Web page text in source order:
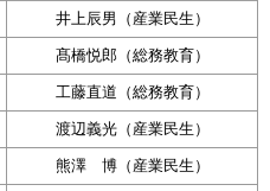
井上辰男（産業民生）
髙橋悦郎（総務教育）
工藤直道（総務教育）
渡辺義光（産業民生）
熊澤 博（産業民生）